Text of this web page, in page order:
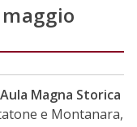
Aula Magna Storica
e Montanara,